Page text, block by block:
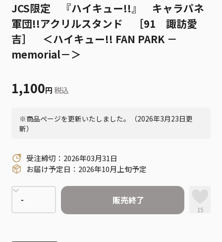
JCS限定 『ハイキュー!!』 キャラパネ
軍団!!アクリルスタンド ［91 諏訪愛
吉］ ＜ハイキュー!! FAN PARK －
memorial－＞
1,100円 税込
※商品ページを更新いたしました。（2026年3月23日更
新）
受注締切：2026年03月31日
お届け予定日：2026年10月上旬予定
販売終了
15